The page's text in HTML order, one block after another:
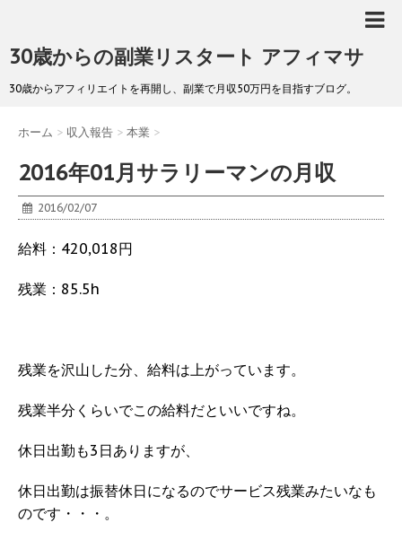
30歳からの副業リスタート アフィマサ
30歳からアフィリエイトを再開し、副業で月収50万円を目指すブログ。
ホーム > 収入報告 > 本業 >
2016年01月サラリーマンの月収
2016/02/07
給料：420,018円
残業：85.5h
残業を沢山した分、給料は上がっています。
残業半分くらいでこの給料だといいですね。
休日出勤も3日ありますが、
休日出勤は振替休日になるのでサービス残業みたいなも
のです・・・。